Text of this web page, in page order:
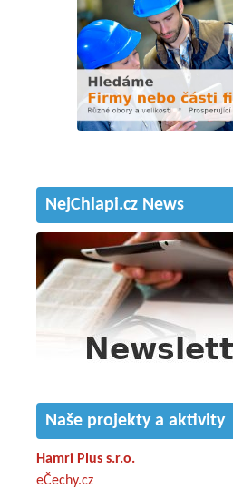
NejChlapi.cz News
Naše projekty a aktivity
Hamri Plus s.r.o.
eČechy.cz